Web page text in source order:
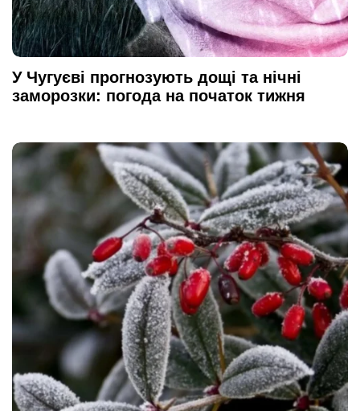
У Чугуєві прогнозують дощі та нічні
заморозки: погода на початок тижня